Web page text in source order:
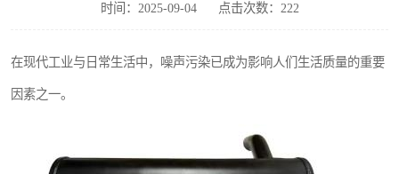
时间：2025-09-04 点击次数：222
在现代工业与日常生活中，噪声污染已成为影响人们生活质量的重要
因素之一。